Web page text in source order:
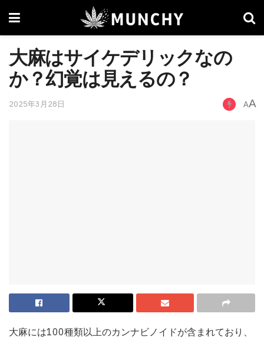
大麻はサイケデリックなの
か？幻覚は見えるの？
2025年3月28日 AA
大麻には100種類以上のカンナビノイドが含まれており、